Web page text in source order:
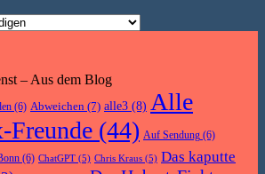
– Aus dem Blog
(6) Abweichen (7) alle3 (8) Alle
Freunde (44) Auf Sendung (6)
(6) ChatGPT (5) Chris Kraus (5) Das kaputte